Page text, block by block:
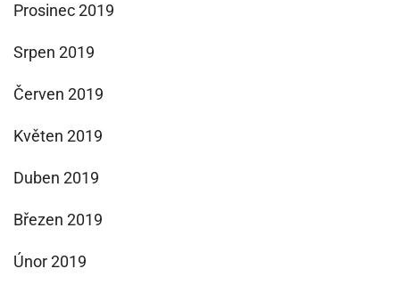
Prosinec 2019
Srpen 2019
Červen 2019
Květen 2019
Duben 2019
Březen 2019
Únor 2019